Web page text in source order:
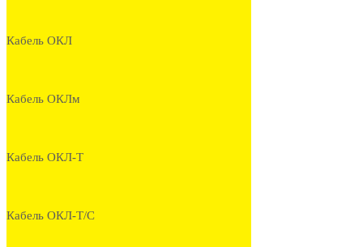
Кабель ОКЛ
Кабель ОКЛм
Кабель ОКЛ-Т
Кабель ОКЛ-Т/С